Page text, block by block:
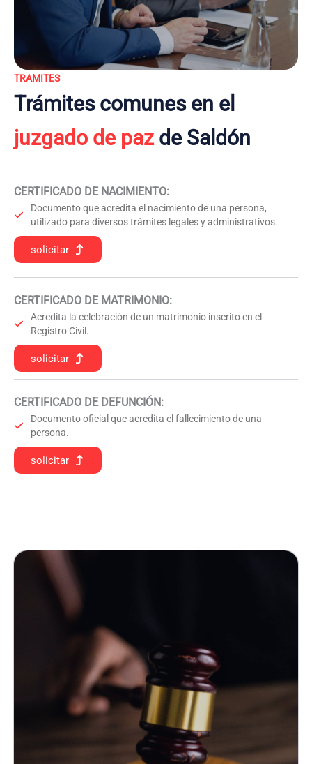
TRAMITES
Trámites comunes en el
juzgado de pazde Saldón
CERTIFICADO DE NACIMIENTO:
Documento que acredita el nacimiento de una persona,
utilizado para diversos trámites legales y administrativos.
solicitar
CERTIFICADO DE MATRIMONIO:
Acredita la celebración de un matrimonio inscrito en el
Registro Civil.
solicitar
CERTIFICADO DE DEFUNCIÓN:
Documento oficial que acredita el fallecimiento de una
persona.
solicitar